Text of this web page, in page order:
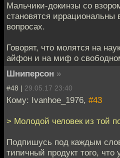
Мальчики-докинзы со
становятся иррациональны
вопросах.
Говорят, что молятся на
айфон и на миф о
Шниперсон »
#48 | 29.05.17 23:40
Кому: Ivanhoe_1976, #43
> Молодой человек из той
Подпишусь под каждым
типичный продукт того, что